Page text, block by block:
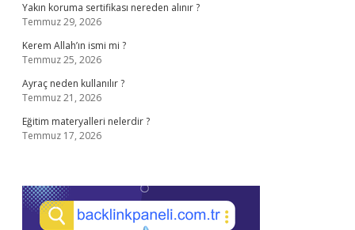
Yakın koruma sertifikası nereden alınır ?
Temmuz 29, 2026
Kerem Allah’ın ismi mi ?
Temmuz 25, 2026
Ayraç neden kullanılır ?
Temmuz 21, 2026
Eğitim materyalleri nelerdir ?
Temmuz 17, 2026